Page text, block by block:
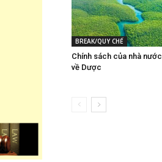
BREAK/QUY CHẾ
Chính sách của nhà nước
về Dược